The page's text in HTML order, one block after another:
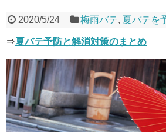
2020/5/24 梅雨バテ, 夏バテを
⇒夏バテ予防と解消対策のまとめ